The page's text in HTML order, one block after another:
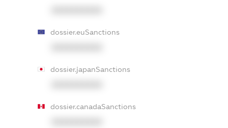
dossier.euSanctions
dossier.japanSanctions
dossier.canadaSanctions